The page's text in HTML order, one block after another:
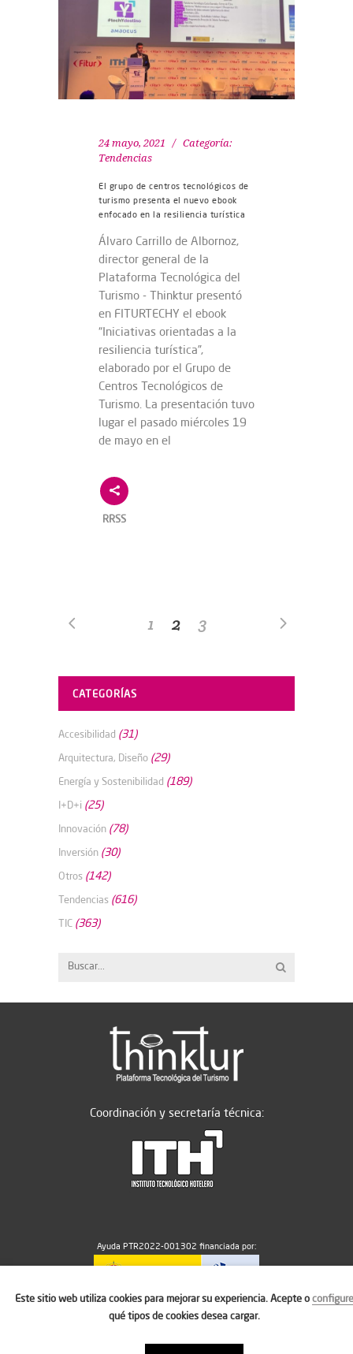
24 mayo, 2021
Categoría:
Tendencias
El grupo de centros tecnológicos de
turismo presenta el nuevo ebook
enfocado en la resiliencia turística
Álvaro Carrillo de Albornoz,
director general de la
Plataforma Tecnológica del
Turismo - Thinktur presentó
en FITURTECHY el ebook
“Iniciativas orientadas a la
resiliencia turística”,
elaborado por el Grupo de
Centros Tecnológicos de
Turismo. La presentación tuvo
lugar el pasado miércoles 19
de mayo en el
RRSS
1 2 3
CATEGORÍAS
Accesibilidad (31)
Arquitectura, Diseño (29)
Energía y Sostenibilidad (189)
I+D+i (25)
Innovación (78)
Inversión (30)
Otros (142)
Tendencias (616)
TIC (363)
Coordinación y secretaría técnica:
Ayuda PTR2022-001302 financiada por:
MICIU/AEI/10.13039/501100011033
Este sitio web utiliza cookies para mejorar su experiencia. Acepte oconfigure
qué tipos de cookies desea cargar.